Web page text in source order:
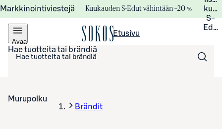
Markkinointiviestejä Kuukauden S-Edut vähintään –20 %
S-
Avaa
valikko
Etusivu
Hae tuotteita tai brändiä
Murupolku
Brändit